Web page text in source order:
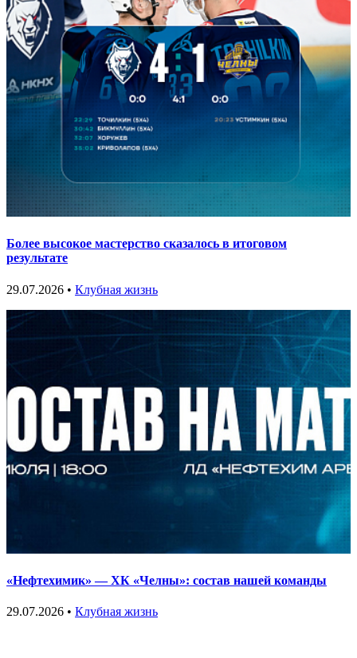
Более высокое мастерство сказалось в итоговом
результате
29.07.2026 • Клубная жизнь
«Нефтехимик» — ХК «Челны»: состав нашей команды
29.07.2026 • Клубная жизнь